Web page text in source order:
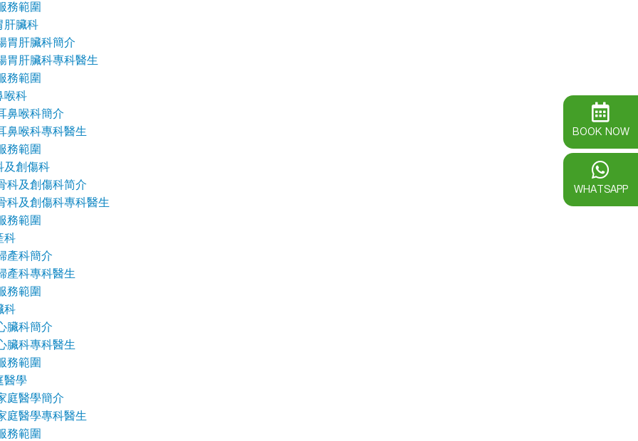
務範圍
肝臟科
胃肝臟科簡介
胃肝臟科專科醫生
務範圍
喉科
鼻喉科簡介
鼻喉科專科醫生
務範圍
及創傷科
科及創傷科简介
科及創傷科專科醫生
務範圍
科
產科簡介
產科專科醫生
務範圍
科
臟科簡介
臟科專科醫生
務範圍
醫學
庭醫學簡介
庭醫學專科醫生
務範圍
BOOK NOW
WHATSAPP